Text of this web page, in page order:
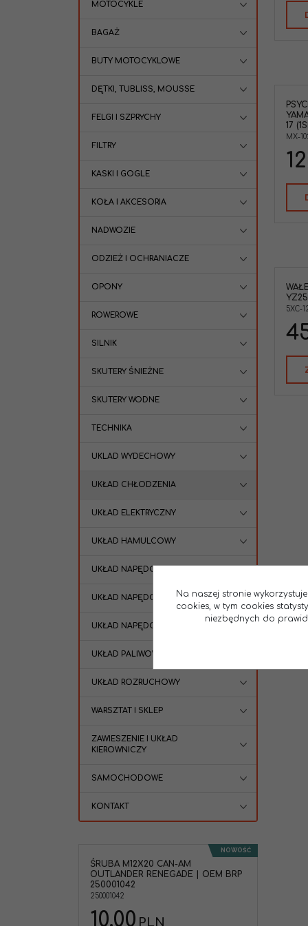
17
MX-
Wałek pompy wody Yamaha YZ 250
Marka pojazdu
5XC-
MOTOCYKLE
BAGAŻ
BUTY MOTOCYKLOWE
DĘTKI, TUBLISS, MOUSSE
FELGI I SZPRYCHY
FILTRY
KASKI I GOGLE
KOŁA I AKCESORIA
NADWOZIE
ODZIEŻ I OCHRANIACZE
OPONY
ROWEROWE
SILNIK
SKUTERY ŚNIEŻNE
SKUTERY WODNE
TECHNIKA
UKLAD WYDECHOWY
UKŁAD CHŁODZENIA
UKŁAD ELEKTRYCZNY
UKŁAD HAMULCOWY
UKŁAD NAPĘDOWY
UKŁAD NAPĘDOWY ATV / UTV
UKŁAD NAPĘDOWY SKUTER
UKŁAD PALIWOWY
UKŁAD ROZRUCHOWY
WARSZTAT I SKLEP
ZAWIESZENIE I UKŁAD
KIEROWNICZY
SAMOCHODOWE
KONTAKT
NOWOŚĆ
ŚRUBA M12X20 CAN-AM
OUTLANDER RENEGADE | OEM BRP
250001042
250001042
10.00 PLN
Na naszej stronie
cookies, w tym cookies
niezbędnych do